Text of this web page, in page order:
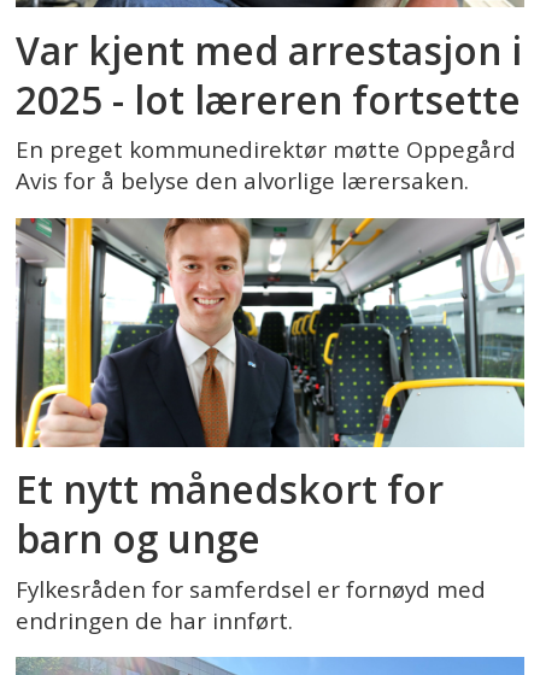
Var kjent med arrestasjon i
2025 - lot læreren fortsette
En preget kommunedirektør møtte Oppegård
Avis for å belyse den alvorlige lærersaken.
Et nytt månedskort for
barn og unge
Fylkesråden for samferdsel er fornøyd med
endringen de har innført.